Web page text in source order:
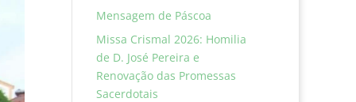
Mensagem de Páscoa
Missa Crismal 2026: Homilia
de D. José Pereira e
Renovação das Promessas
Sacerdotais